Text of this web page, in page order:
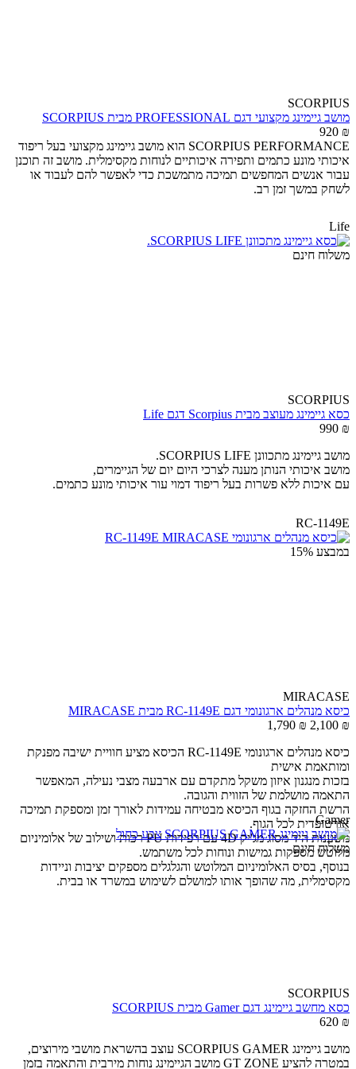
SCORPIUS
מושב גיימינג מקצועי דגם PROFESSIONAL מבית SCORPIUS
920 ₪
SCORPIUS PERFORMANCE הוא מושב גיימינג מקצועי בעל ריפוד
איכותי מונע כתמים ותפירה איכותיים לנוחות מקסימלית. מושב זה תוכנן
עבור אנשים המחפשים תמיכה מתמשכת כדי לאפשר להם לעבוד או
לשחק במשך זמן רב.
Life
משלוח חינם
SCORPIUS
כסא גיימינג מעוצב מבית Scorpius דגם Life
990 ₪
מושב גיימינג מתכוונן SCORPIUS LIFE.
מושב איכותי הנותן מענה לצרכי היום יום של הגיימרים,
עם איכות ללא פשרות בעל ריפוד דמוי עור איכותי מונע כתמים.
RC-1149E
במבצע 15%
MIRACASE
כיסא מנהלים ארגונומי דגם RC-1149E מבית MIRACASE
2,100 ₪
1,790 ₪
כיסא מנהלים ארגונומי RC-1149E הכיסא מציע חוויית ישיבה מפנקת
ומותאמת אישית
בזכות מנגנון איזון משקל מתקדם עם ארבעה מצבי נעילה, המאפשר
התאמה מושלמת של הזווית והגובה.
הרשת החזקה בגוף הכיסא מבטיחה עמידות לאורך זמן ומספקת תמיכה
אורטופדית לכל הגוף.
משענות היד מסוג מג'יק 4D עם רפידות PU רכות ושילוב של אלומיניום
מלוטש מספקות גמישות ונוחות לכל משתמש.
בנוסף, בסיס האלומיניום המלוטש והגלגלים מספקים יציבות וניידות
מקסימלית, מה שהופך אותו למושלם לשימוש במשרד או בבית.
Gamer
משלוח חינם
SCORPIUS
כסא מחשב גיימינג דגם Gamer מבית SCORPIUS
620 ₪
מושב גיימינג SCORPIUS GAMER עוצב בהשראת מושבי מירוצים,
במטרה להציע GT ZONE מושב הגיימינג נוחות מירבית והתאמה בזמן